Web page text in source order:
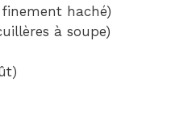
finement haché)
à soupe)